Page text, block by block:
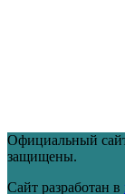
Официальный
защищены.
Сайт разработан в